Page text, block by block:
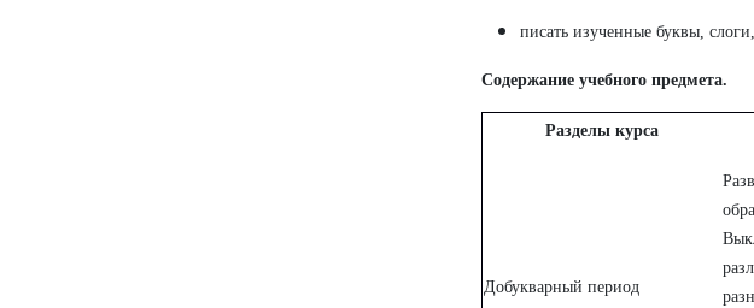
писать изученные буквы,
Содержание учебного предмета.
Разделы курса
Добукварный период